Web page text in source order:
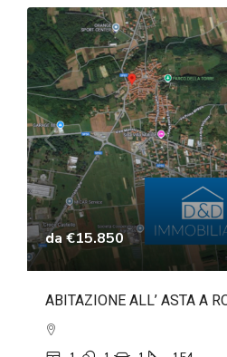
da€15.850
ABITAZIONE ALL’ ASTA A